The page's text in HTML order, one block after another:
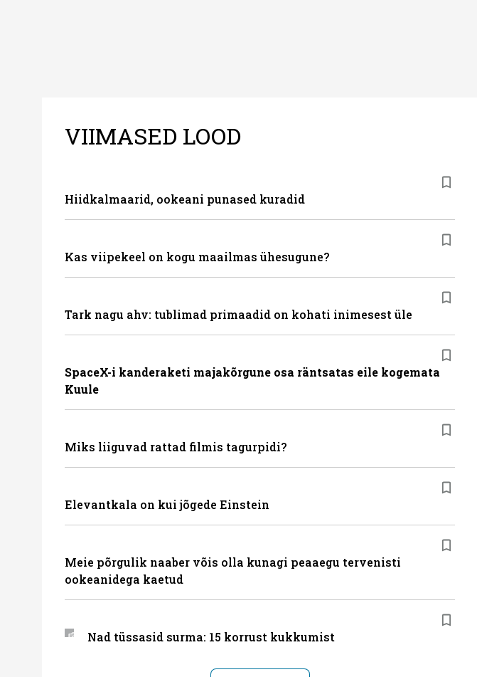
VIIMASED LOOD
Hiidkalmaarid, ookeani punased kuradid
Kas viipekeel on kogu maailmas ühesugune?
Tark nagu ahv: tublimad primaadid on kohati inimesest üle
SpaceX-i kanderaketi majakõrgune osa räntsatas eile kogemata
Kuule
Miks liiguvad rattad filmis tagurpidi?
Elevantkala on kui jõgede Einstein
Meie põrgulik naaber võis olla kunagi peaaegu tervenisti
ookeanidega kaetud
Nad tüssasid surma: 15 korrust kukkumist